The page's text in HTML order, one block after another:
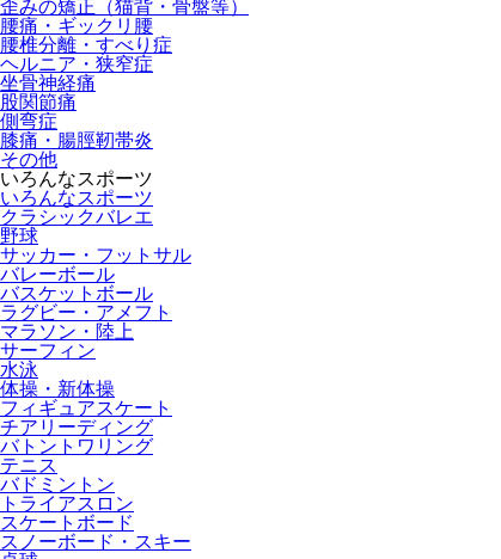
歪みの矯正（猫背・骨盤等）
腰痛・ギックリ腰
腰椎分離・すべり症
ヘルニア・狭窄症
坐骨神経痛
股関節痛
側弯症
膝痛・腸脛靭帯炎
その他
いろんなスポーツ
いろんなスポーツ
クラシックバレエ
野球
サッカー・フットサル
バレーボール
バスケットボール
ラグビー・アメフト
マラソン・陸上
サーフィン
水泳
体操・新体操
フィギュアスケート
チアリーディング
バトントワリング
テニス
バドミントン
トライアスロン
スケートボード
スノーボード・スキー